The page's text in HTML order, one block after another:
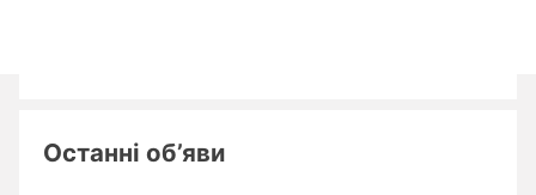
Останні об’яви